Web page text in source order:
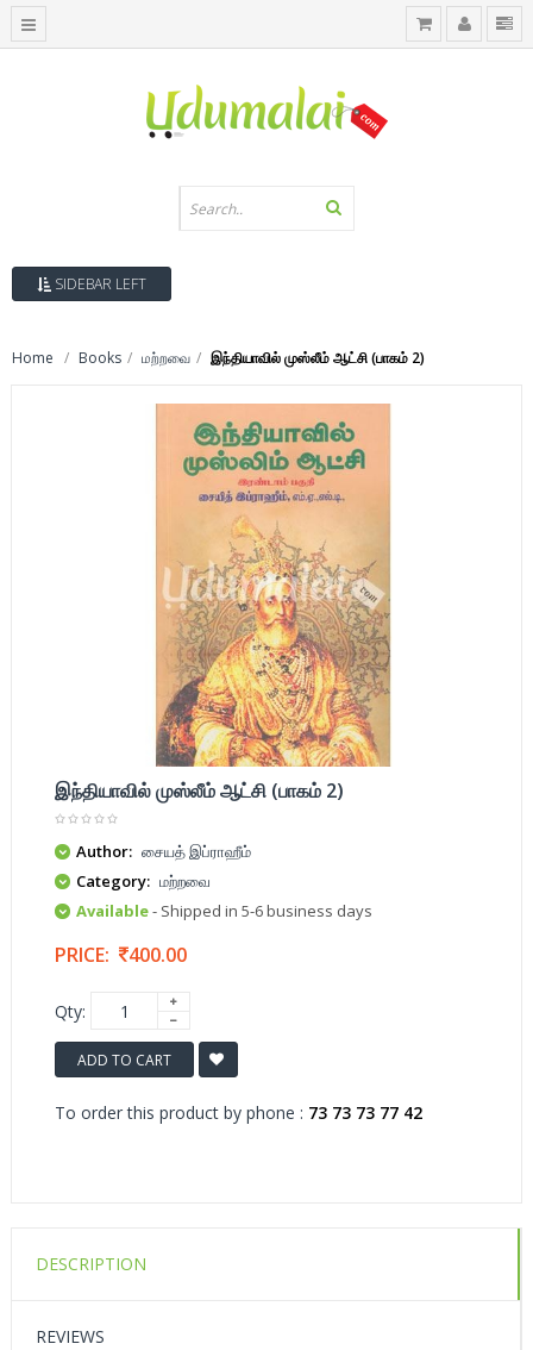
SIDEBAR LEFT
Home Books மற்றவை இந்தியாவில் முஸ்லீம் ஆட்சி (பாகம் 2)
இந்தியாவில் முஸ்லீம் ஆட்சி (பாகம் 2)
Author: சையத் இப்ராஹீம்
Category: மற்றவை
Available- Shipped in 5-6 business days
PRICE: 400.00
Qty:
ADD TO CART
To order this product by phone : 73 73 73 77 42
DESCRIPTION
REVIEWS